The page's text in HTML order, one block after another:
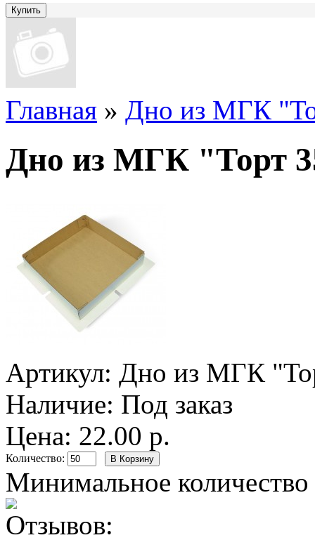
Главная » Дно из МГК
Дно из МГК "Торт
Артикул: Дно из МГК
Наличие: Под заказ
Цена: 22.00 р.
Количество:
Минимальное количество